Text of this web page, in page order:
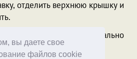
вы даете свое
файлов cookie
отделить верхнюю крышку и
кофеварки занимает буквально